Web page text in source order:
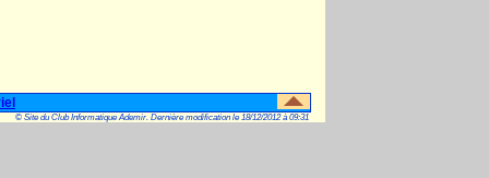
© Site du Club Informatique Ademir. Dernière modification le 18/12/2012 à 09:31